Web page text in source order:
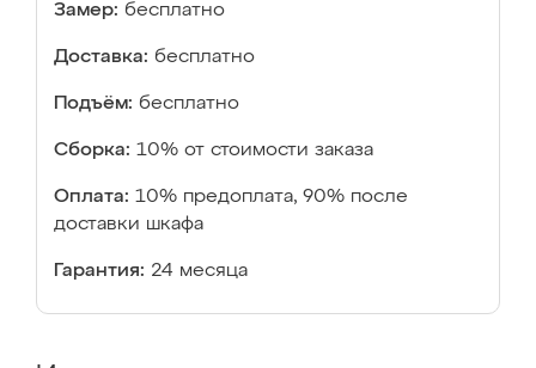
Замер: бесплатно
Доставка: бесплатно
Подъём: бесплатно
Сборка: 10% от стоимости заказа
Оплата: 10% предоплата, 90% после
доставки шкафа
Гарантия: 24 месяца